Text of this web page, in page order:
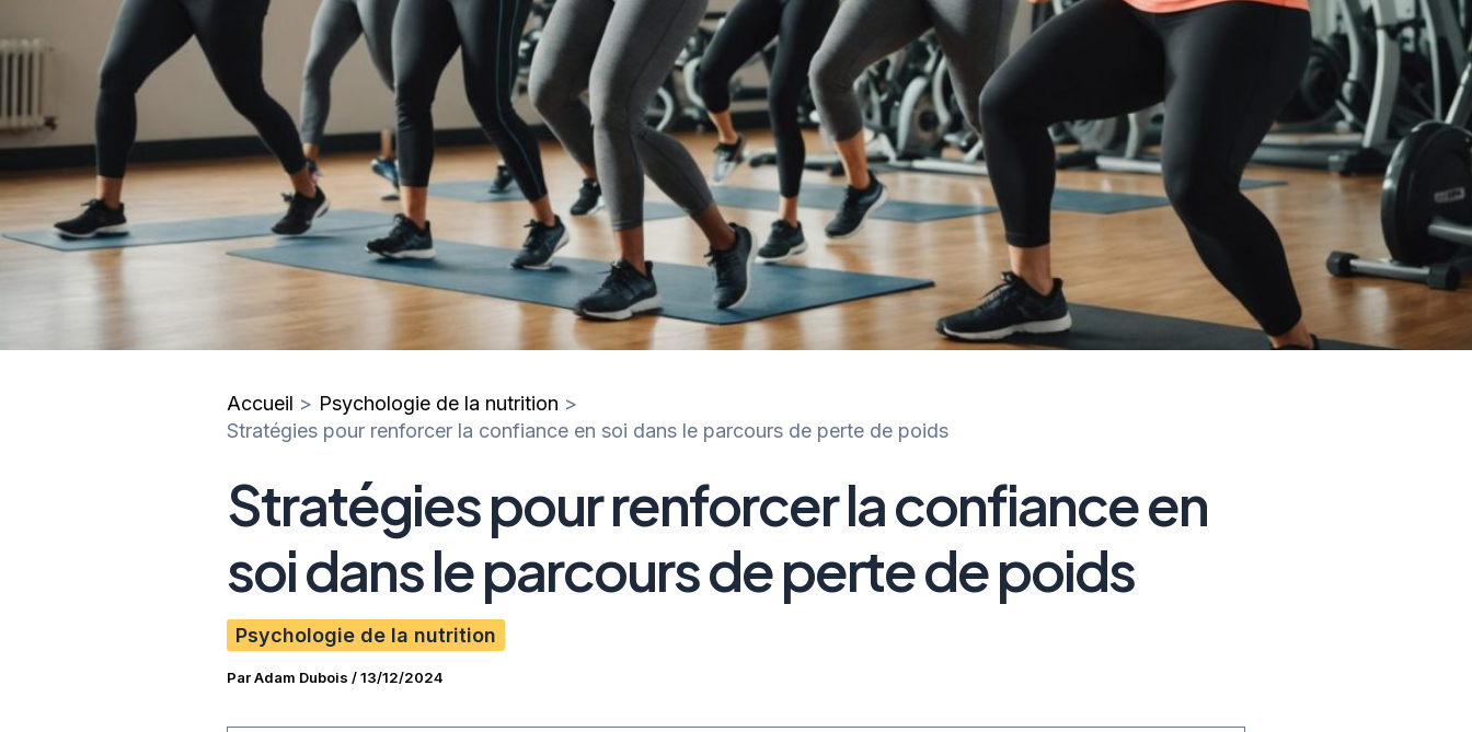
Accueil
Psychologie de la nutrition
Stratégies pour renforcer la confiance en soi dans le parcours de perte de poids
Stratégies pour renforcer la confiance en
soi dans le parcours de perte de poids
Psychologie de la nutrition
ParAdam Dubois /13/12/2024